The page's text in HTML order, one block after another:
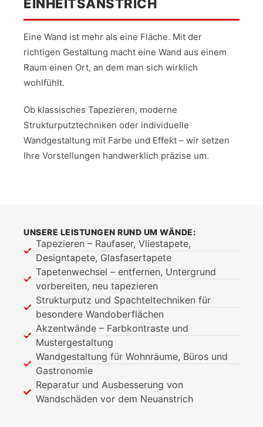
INHEITSANSTRICH
Eine Wand ist mehr als eine Fläche. Mit der
richtigen Gestaltung macht eine Wand aus einem
Raum einen Ort, an dem man sich wirklich
wohlfühlt.
Ob klassisches Tapezieren, moderne
Strukturputztechniken oder individuelle
Wandgestaltung mit Farbe und Effekt – wir setzen
Ihre Vorstellungen handwerklich präzise um.
UNSERE LEISTUNGEN RUND UM WÄNDE:
Tapezieren – Raufaser, Vliestapete,
Designtapete, Glasfasertapete
Tapetenwechsel – entfernen, Untergrund
vorbereiten, neu tapezieren
Strukturputz und Spachteltechniken für
besondere Wandoberflächen
Akzentwände – Farbkontraste und
Mustergestaltung
Wandgestaltung für Wohnräume, Büros und
Gastronomie
Reparatur und Ausbesserung von
Wandschäden vor dem Neuanstrich